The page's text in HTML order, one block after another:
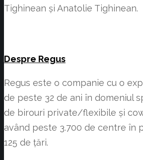
Tighinean și Anatolie Tighinean.
Despre Regus
Regus este o companie cu o
de peste 32 de ani în domeniul
de birouri private/flexibile și
având peste 3.700 de centre în
125 de țări.